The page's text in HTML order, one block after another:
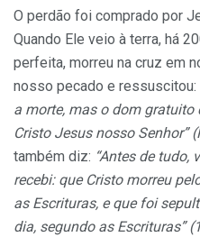
O perdão foi comprado por
Quando Ele veio à terra, há
perfeita, morreu na cruz em
nosso pecado e ressuscitou:
a morte, mas o dom gratuito
Cristo Jesus nosso Senhor”
também diz: “Antes de tudo,
recebi: que Cristo morreu
as Escrituras, e que foi
dia, segundo as Escrituras”